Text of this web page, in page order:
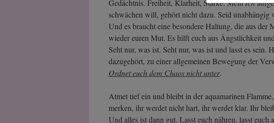
Gedächtnis. Freiheit, Klarheit, Stärke. MeinIch
schwächen will, gehört nicht dazu. Seid unabhängig
Und es braucht eine besondere Haltung, die aus
wieder euren Mut. Es hilft euch aus Ängstlichkeit
Seht nur, was ist. Seht nur, was ist und lasst es
dazugehört, zu einer allgemeinen Bewegung der
Ordnet euch dem Chaos nicht unter.
Atmet tief ein und bleibt in der aquamarinen
merken, ihr werdet nicht hart, ihr werdet klar. Ihr
Und alles ist dann gut. Lasst euch nähren, lasst